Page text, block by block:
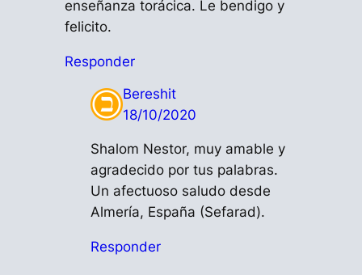
enseñanza torácica. Le bendigo y
felicito.
Responder
Bereshit
18/10/2020
Shalom Nestor, muy amable y
agradecido por tus palabras.
Un afectuoso saludo desde
Almería, España (Sefarad).
Responder